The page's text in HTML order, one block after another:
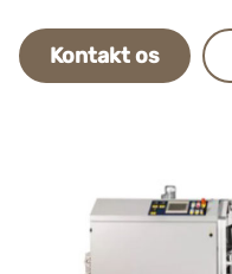
Kontakt os